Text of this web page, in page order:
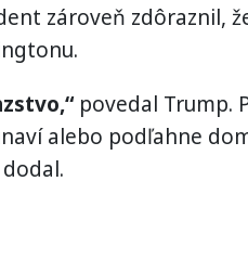
zároveň zdôraznil,
povedal Trump.
alebo podľahne